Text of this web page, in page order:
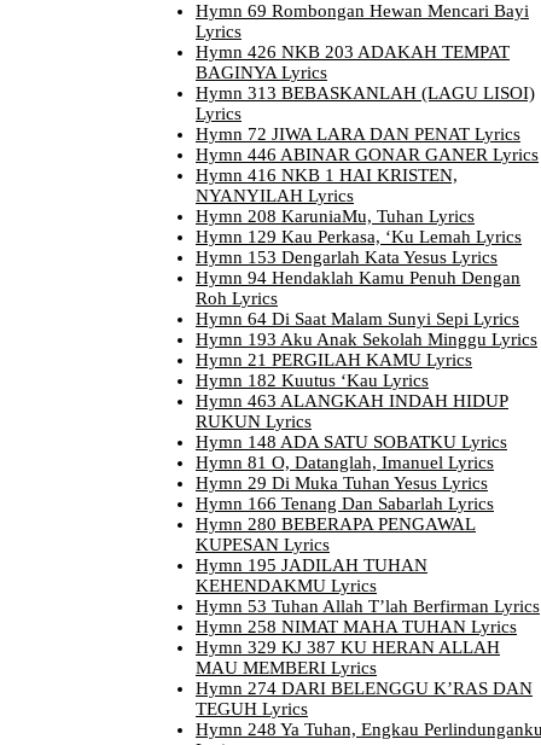
Hymn 69 Rombongan Hewan Mencari Bayi
Lyrics
Hymn 426 NKB 203 ADAKAH TEMPAT
BAGINYA Lyrics
Hymn 313 BEBASKANLAH (LAGU LISOI)
Lyrics
Hymn 72 JIWA LARA DAN PENAT Lyrics
Hymn 446 ABINAR GONAR GANER Lyrics
Hymn 416 NKB 1 HAI KRISTEN,
NYANYILAH Lyrics
Hymn 208 KaruniaMu, Tuhan Lyrics
Hymn 129 Kau Perkasa, ‘Ku Lemah Lyrics
Hymn 153 Dengarlah Kata Yesus Lyrics
Hymn 94 Hendaklah Kamu Penuh Dengan
Roh Lyrics
Hymn 64 Di Saat Malam Sunyi Sepi Lyrics
Hymn 193 Aku Anak Sekolah Minggu Lyrics
Hymn 21 PERGILAH KAMU Lyrics
Hymn 182 Kuutus ‘Kau Lyrics
Hymn 463 ALANGKAH INDAH HIDUP
RUKUN Lyrics
Hymn 148 ADA SATU SOBATKU Lyrics
Hymn 81 O, Datanglah, Imanuel Lyrics
Hymn 29 Di Muka Tuhan Yesus Lyrics
Hymn 166 Tenang Dan Sabarlah Lyrics
Hymn 280 BEBERAPA PENGAWAL
KUPESAN Lyrics
Hymn 195 JADILAH TUHAN
KEHENDAKMU Lyrics
Hymn 53 Tuhan Allah T’lah Berfirman Lyrics
Hymn 258 NIMAT MAHA TUHAN Lyrics
Hymn 329 KJ 387 KU HERAN ALLAH
MAU MEMBERI Lyrics
Hymn 274 DARI BELENGGU K’RAS DAN
TEGUH Lyrics
Hymn 248 Ya Tuhan, Engkau Perlindunganku